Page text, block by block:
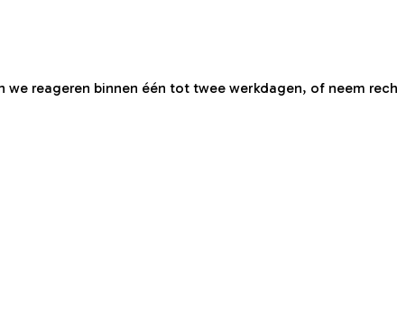
reageren binnen één tot twee werkdagen, of neem